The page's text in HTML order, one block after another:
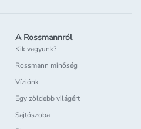
A Rossmannról
Kik vagyunk?
Rossmann minőség
Víziónk
Egy zöldebb világért
Sajtószoba